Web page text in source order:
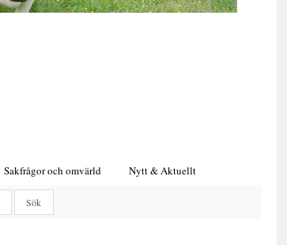
Sakfrågor och omvärld Nytt & Aktuellt